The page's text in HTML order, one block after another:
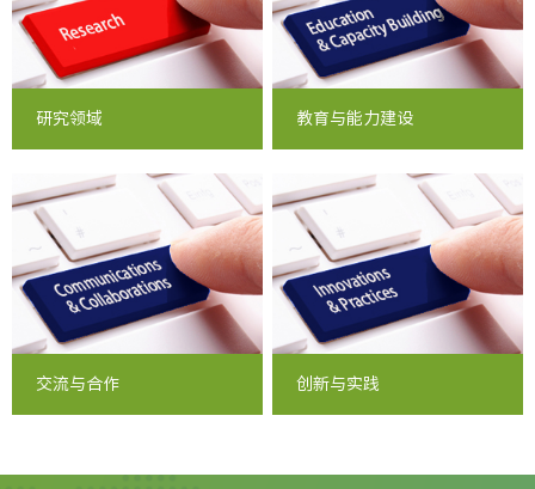
研究领域 教育与能力建设
交流与合作 创新与实践